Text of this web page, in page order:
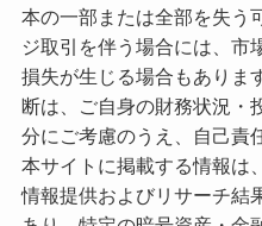
本の一部または全部を失う
ジ取引を伴う場合には、市
損失が生じる場合もありま
断は、ご自身の財務状況・
分にご考慮のうえ、自己責
本サイトに掲載する情報は
情報提供およびリサーチ結